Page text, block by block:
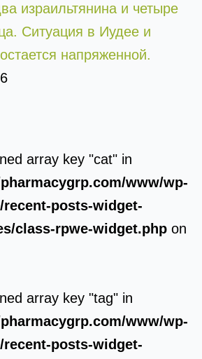
израильтянина и четыре
Ситуация в Иудее и
напряженной.
array key "cat" in
www/wp-
posts-widget-
class-rpwe-widget.php on
array key "tag" in
www/wp-
posts-widget-